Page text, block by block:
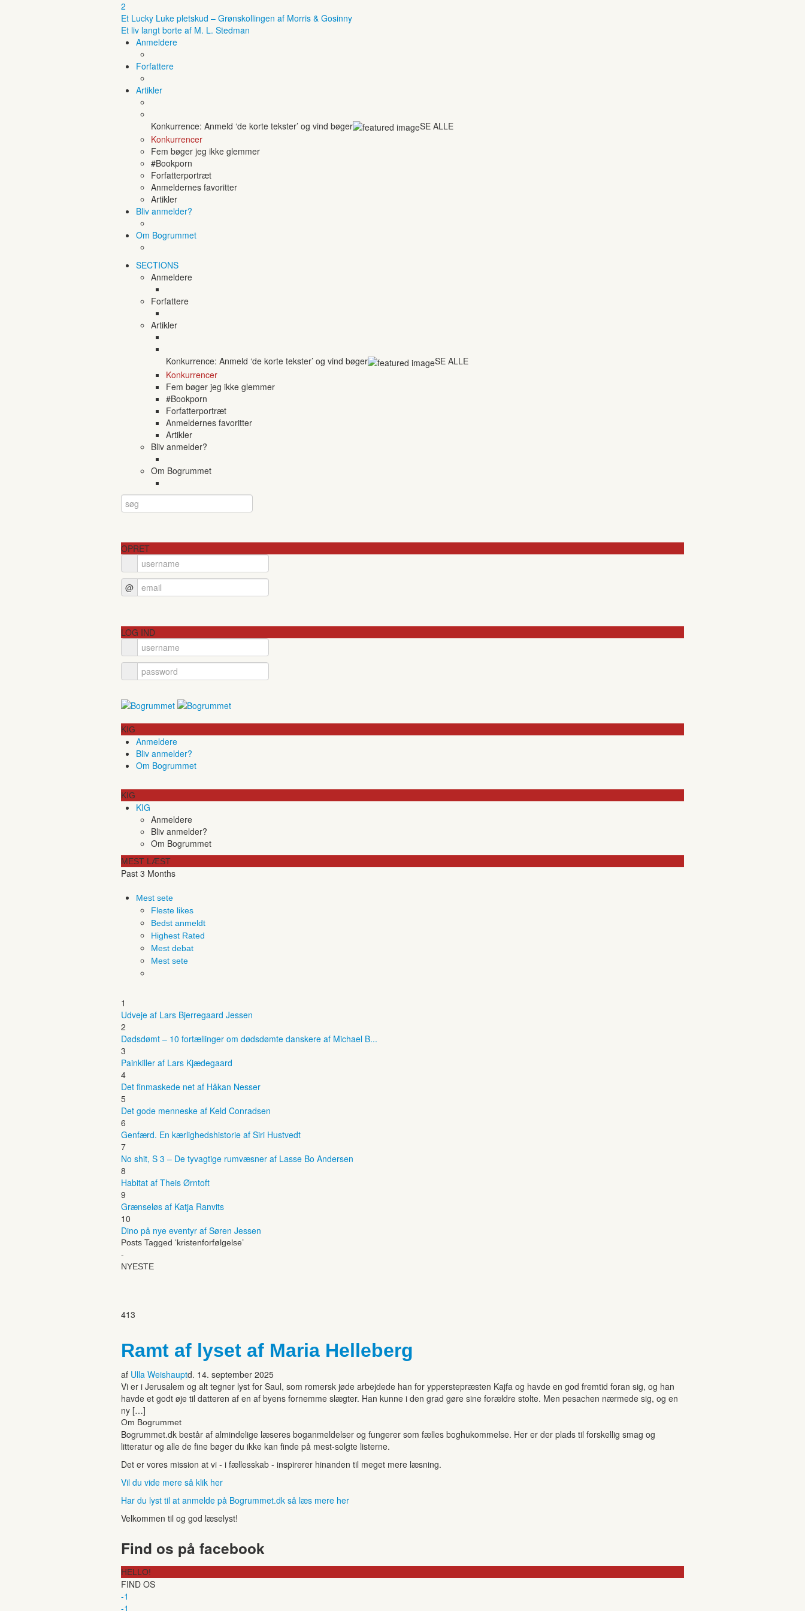
2
Et Lucky Luke pletskud – Grønskollingen af Morris & Gosinny
Et liv langt borte af M. L. Stedman
Anmeldere
Forfattere
Artikler
Konkurrence: Anmeld ‘de korte tekster’ og vind bøger
SE ALLE
Konkurrencer
Fem bøger jeg ikke glemmer
#Bookporn
Forfatterportræt
Anmeldernes favoritter
Artikler
Bliv anmelder?
Om Bogrummet
SECTIONS
Anmeldere
Forfattere
Artikler
Konkurrence: Anmeld ‘de korte tekster’ og vind bøger
SE ALLE
Konkurrencer
Fem bøger jeg ikke glemmer
#Bookporn
Forfatterportræt
Anmeldernes favoritter
Artikler
Bliv anmelder?
Om Bogrummet
OPRET
@
LOG IND
KIG
Anmeldere
Bliv anmelder?
Om Bogrummet
KIG
KIG
Anmeldere
Bliv anmelder?
Om Bogrummet
MEST LÆST
Past 3 Months
Mest sete
Fleste likes
Bedst anmeldt
Highest Rated
Mest debat
Mest sete
1
Udveje af Lars Bjerregaard Jessen
2
Dødsdømt – 10 fortællinger om dødsdømte danskere af Michael B...
3
Painkiller af Lars Kjædegaard
4
Det finmaskede net af Håkan Nesser
5
Det gode menneske af Keld Conradsen
6
Genfærd. En kærlighedshistorie af Siri Hustvedt
7
No shit, S 3 – De tyvagtige rumvæsner af Lasse Bo Andersen
8
Habitat af Theis Ørntoft
9
Grænseløs af Katja Ranvits
10
Dino på nye eventyr af Søren Jessen
Posts Tagged ‘kristenforfølgelse’
-
NYESTE
413
Ramt af lyset af Maria Helleberg
af Ulla Weishauptd. 14. september 2025
Vi er i Jerusalem og alt tegner lyst for Saul, som romersk jøde arbejdede han for ypperstepræsten Kajfa og havde en god fremtid foran sig, og han
havde et godt øje til datteren af en af byens fornemme slægter. Han kunne i den grad gøre sine forældre stolte. Men pesachen nærmede sig, og en
ny […]
Om Bogrummet
Bogrummet.dk består af almindelige læseres boganmeldelser og fungerer som fælles boghukommelse. Her er der plads til forskellig smag og
litteratur og alle de fine bøger du ikke kan finde på mest-solgte listerne.
Det er vores mission at vi - i fællesskab - inspirerer hinanden til meget mere læsning.
Vil du vide mere så klik her
Har du lyst til at anmelde på Bogrummet.dk så læs mere her
Velkommen til og god læselyst!
Find os på facebook
HELLO!
FIND OS
-1
-1